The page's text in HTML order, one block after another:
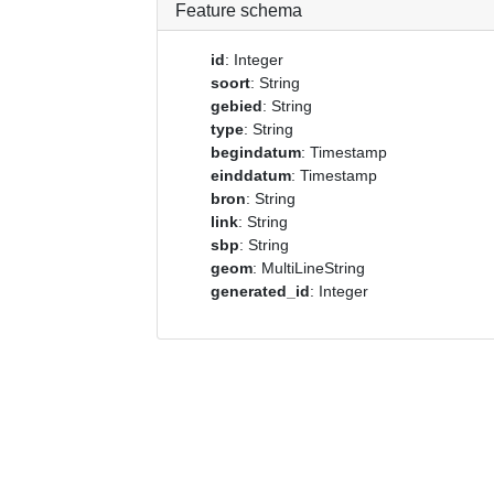
Feature schema
id: Integer
soort: String
gebied: String
type: String
begindatum: Timestamp
einddatum: Timestamp
bron: String
link: String
sbp: String
geom: MultiLineString
generated_id: Integer